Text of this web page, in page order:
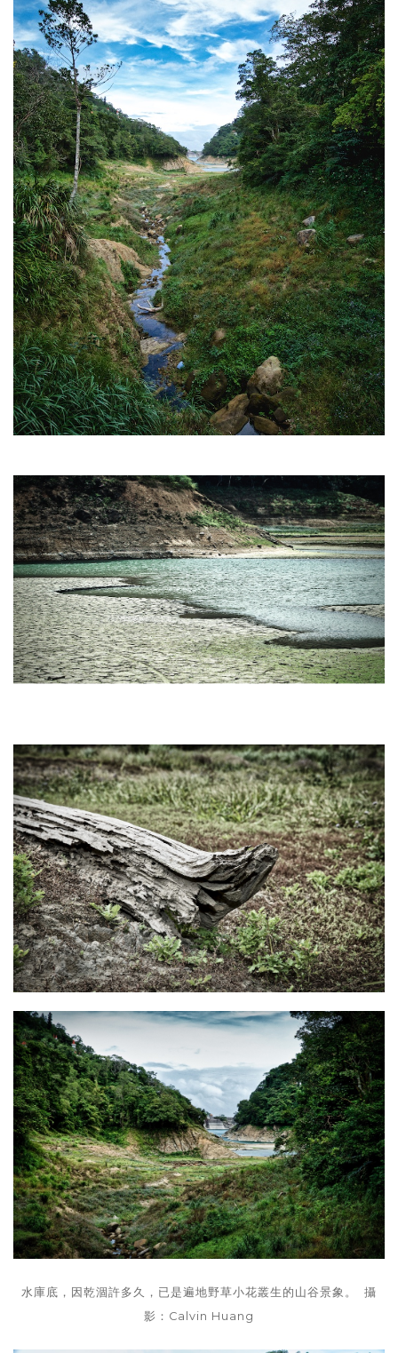
水庫底，因乾涸許多久，已是遍地野草小花叢生的山谷景象。 攝
影：Calvin Huang